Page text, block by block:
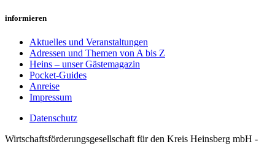
informieren
Aktuelles und Veranstaltungen
Adressen und Themen von A bis Z
Heins – unser Gästemagazin
Pocket-Guides
Anreise
Impressum
Datenschutz
Wirt­schafts­för­der­ungs­ge­sell­schaft für den Kreis Heins­berg mbH -